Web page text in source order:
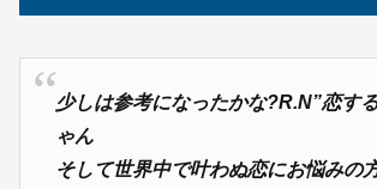
少しは参考になったかな?R.N”恋す
ゃん
そして世界中で叶わぬ恋にお悩みの